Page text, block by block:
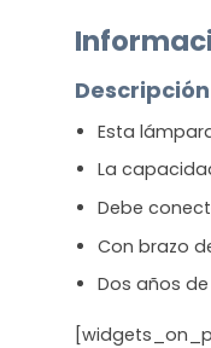
Esta
La
Debe
Con brazo
Dos años